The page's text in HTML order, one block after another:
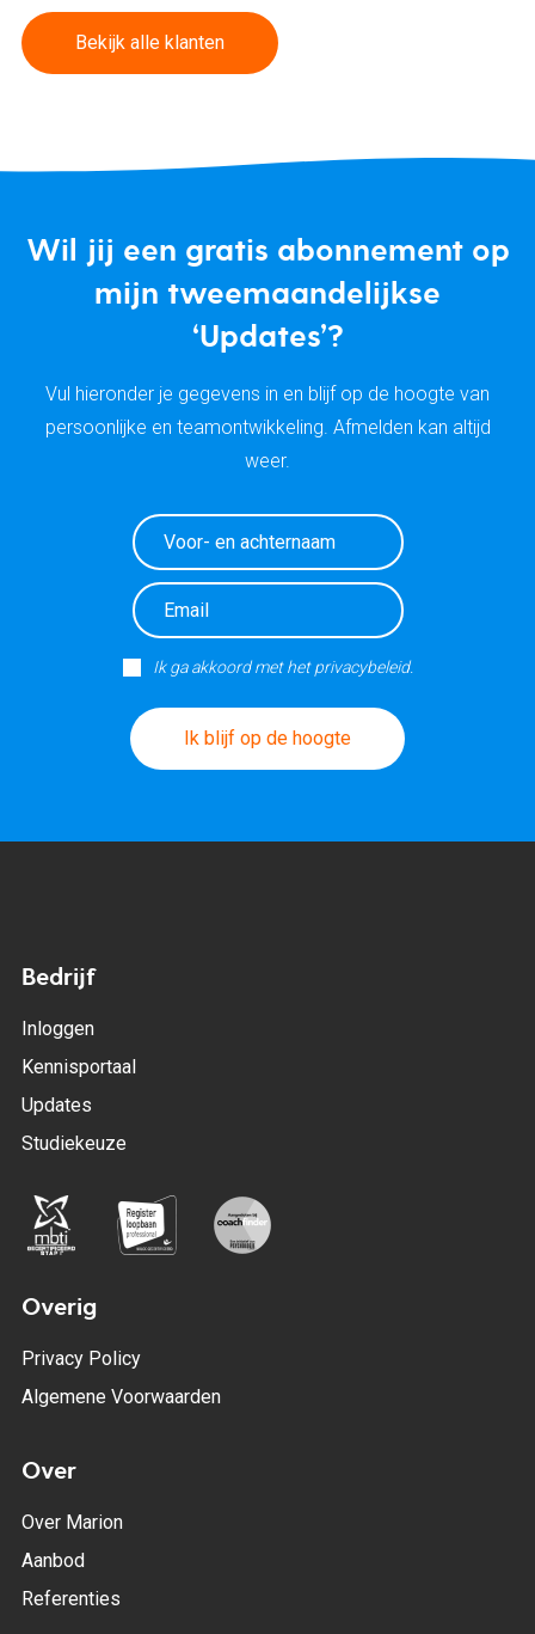
Bekijk alle klanten
Wil jij een gratis abonnement op
mijn tweemaandelijkse
‘Updates’?
Vul hieronder je gegevens in en blijf op de hoogte van
persoonlijke en teamontwikkeling. Afmelden kan altijd
weer.
Ik ga akkoord met het privacybeleid.
Ik blijf op de hoogte
Bedrijf
Inloggen
Kennisportaal
Updates
Studiekeuze
Overig
Privacy Policy
Algemene Voorwaarden
Over
Over Marion
Aanbod
Referenties